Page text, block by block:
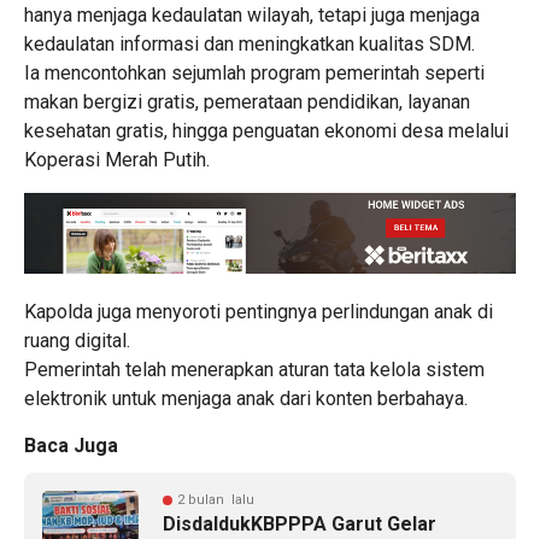
hanya menjaga kedaulatan wilayah, tetapi juga menjaga
kedaulatan informasi dan meningkatkan kualitas SDM.
Ia mencontohkan sejumlah program pemerintah seperti
makan bergizi gratis, pemerataan pendidikan, layanan
kesehatan gratis, hingga penguatan ekonomi desa melalui
Koperasi Merah Putih.
Kapolda juga menyoroti pentingnya perlindungan anak di
ruang digital.
Pemerintah telah menerapkan aturan tata kelola sistem
elektronik untuk menjaga anak dari konten berbahaya.
Baca Juga
2 bulan lalu
DisdaldukKBPPPA Garut Gelar